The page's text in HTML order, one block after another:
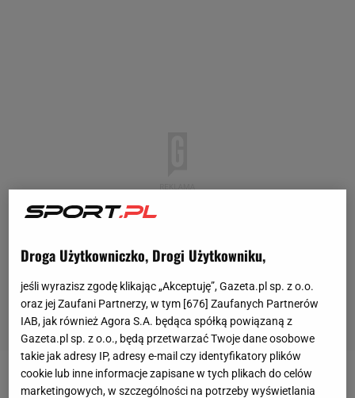
Kamiła Walijewa to rosyjska łyżwiarka, o której jest
Droga Użytkowniczko, Drogi Użytkowniku,
jeśli wyrazisz zgodę klikając „Akceptuję”, Gazeta.pl sp. z o.o.
oraz jej Zaufani Partnerzy, w tym [676] Zaufanych Partnerów
IAB, jak również Agora S.A. będąca spółką powiązaną z
Gazeta.pl sp. z o.o., będą przetwarzać Twoje dane osobowe
takie jak adresy IP, adresy e-mail czy identyfikatory plików
cookie lub inne informacje zapisane w tych plikach do celów
marketingowych, w szczególności na potrzeby wyświetlania